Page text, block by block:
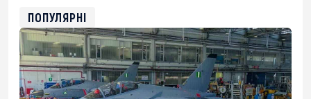
0xfD02863D3289416fcF50975c9DFda13623f97758
ПОПУЛЯРНІ